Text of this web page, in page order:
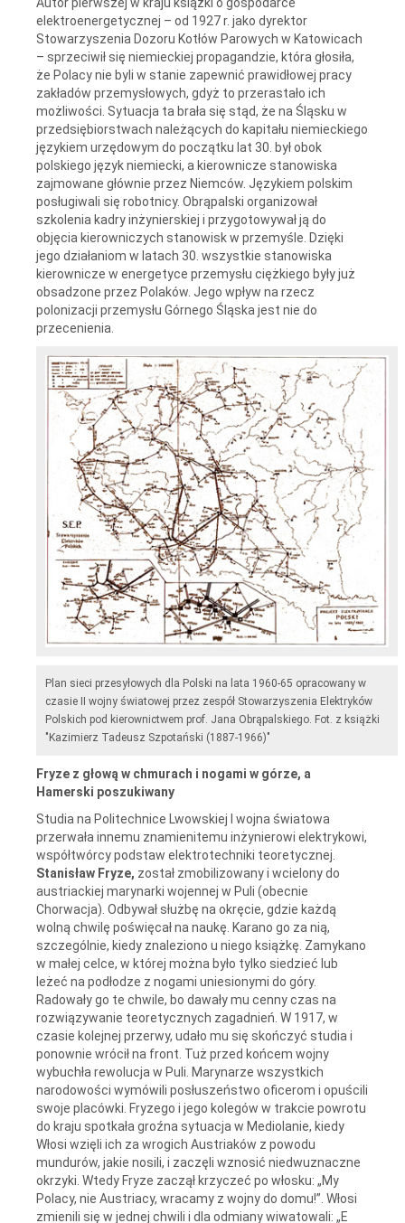
elektroenergetycznej – od 1927 r. jako dyrektor
Stowarzyszenia Dozoru Kotłów Parowych w Katowicach
– sprzeciwił się niemieckiej propagandzie, która głosiła,
że Polacy nie byli w stanie zapewnić prawidłowej pracy
zakładów przemysłowych, gdyż to przerastało ich
możliwości. Sytuacja ta brała się stąd, że na Śląsku w
przedsiębiorstwach należących do kapitału niemieckiego
językiem urzędowym do początku lat 30. był obok
polskiego język niemiecki, a kierownicze stanowiska
zajmowane głównie przez Niemców. Językiem polskim
posługiwali się robotnicy. Obrąpalski organizował
szkolenia kadry inżynierskiej i przygotowywał ją do
objęcia kierowniczych stanowisk w przemyśle. Dzięki
jego działaniom w latach 30. wszystkie stanowiska
kierownicze w energetyce przemysłu ciężkiego były już
obsadzone przez Polaków. Jego wpływ na rzecz
polonizacji przemysłu Górnego Śląska jest nie do
przecenienia.
Plan sieci przesyłowych dla Polski na lata 1960-65 opracowany w
czasie II wojny światowej przez zespół Stowarzyszenia Elektryków
Polskich pod kierownictwem prof. Jana Obrąpalskiego. Fot. z książki
"Kazimierz Tadeusz Szpotański (1887-1966)"
Fryze z głową w chmurach i nogami w górze, a
Hamerski poszukiwany
Studia na Politechnice Lwowskiej I wojna światowa
przerwała innemu znamienitemu inżynierowi elektrykowi,
współtwórcy podstaw elektrotechniki teoretycznej.
Stanisław Fryze, został zmobilizowany i wcielony do
austriackiej marynarki wojennej w Puli (obecnie
Chorwacja). Odbywał służbę na okręcie, gdzie każdą
wolną chwilę poświęcał na naukę. Karano go za nią,
szczególnie, kiedy znaleziono u niego książkę. Zamykano
w małej celce, w której można było tylko siedzieć lub
leżeć na podłodze z nogami uniesionymi do góry.
Radowały go te chwile, bo dawały mu cenny czas na
rozwiązywanie teoretycznych zagadnień. W 1917, w
czasie kolejnej przerwy, udało mu się skończyć studia i
ponownie wrócił na front. Tuż przed końcem wojny
wybuchła rewolucja w Puli. Marynarze wszystkich
narodowości wymówili posłuszeństwo oficerom i opuścili
swoje placówki. Fryzego i jego kolegów w trakcie powrotu
do kraju spotkała groźna sytuacja w Mediolanie, kiedy
Włosi wzięli ich za wrogich Austriaków z powodu
mundurów, jakie nosili, i zaczęli wznosić niedwuznaczne
okrzyki. Wtedy Fryze zaczął krzyczeć po włosku: „My
Polacy, nie Austriacy, wracamy z wojny do domu!”. Włosi
zmienili się w jednej chwili i dla odmiany wiwatowali: „E